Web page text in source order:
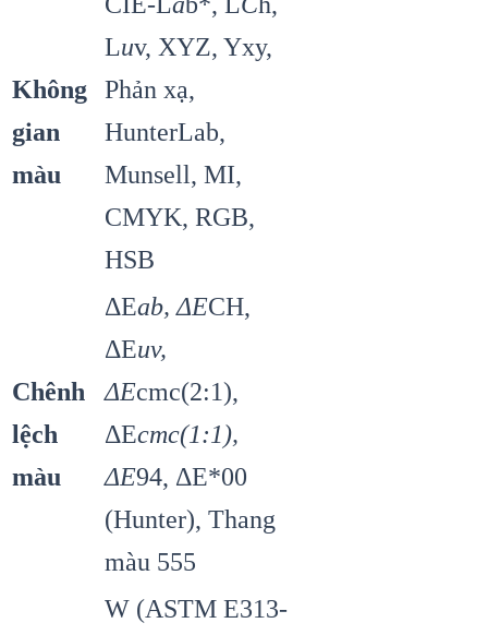
Không
gian
màu
Luv, XYZ, Yxy,
Phản xạ,
HunterLab,
Munsell, MI,
CMYK, RGB,
HSB
Chênh
lệch
màu
ΔEab, ΔECH,
ΔEuv,
ΔEcmc(2:1),
ΔEcmc(1:1),
ΔE94, ΔE*00
(Hunter), Thang
màu 555
W (ASTM E313-